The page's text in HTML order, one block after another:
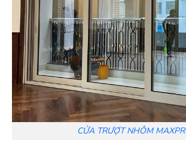
CỬA TRƯỢT NHÔM